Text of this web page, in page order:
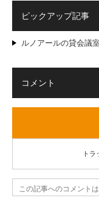
ピックアップ記事
ルノアールの貸会議
コメント
トラ
この記事へのコメントは